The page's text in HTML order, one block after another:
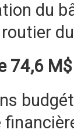
du
74,6 M$